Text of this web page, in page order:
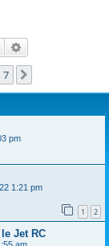
Rechercher
7
pm
1:21 pm
1 2
Jet RC